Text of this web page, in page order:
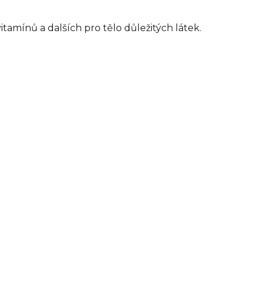
a dalších pro tělo důležitých látek.